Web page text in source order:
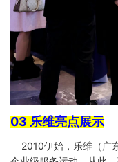
03 乐维亮点展示
2010伊始，乐维（广